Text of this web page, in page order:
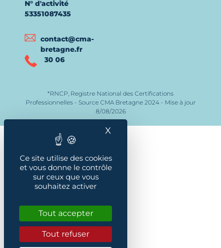
Ce site utilise des cookies
et vous donne le contrôle
sur ceux que vous
souhaitez activer
Tout accepter
Tout refuser
X
N° d'activité
53351087435
contact@cma-
bretagne.fr
30 06
*RNCP, Registre National des Certifications
Professionnelles - Source CMA Bretagne 2024 - Mise à jour
8/08/2026